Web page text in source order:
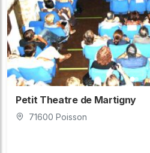
Petit Theatre de Martigny
71600 Poisson